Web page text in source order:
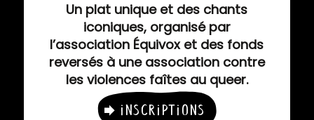
Un plat unique et des chants
iconiques, organisé par
l’association Équivox et des fonds
reversés à une association contre
les violences faîtes au queer.
Inscriptions